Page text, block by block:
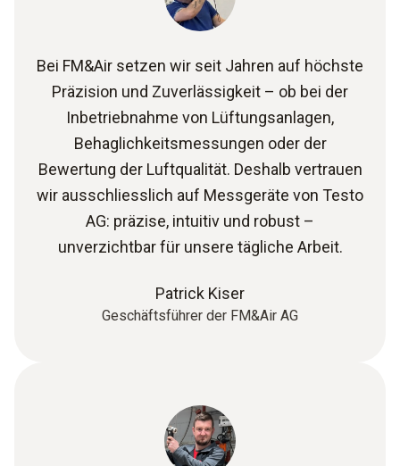
Bei FM&Air setzen wir seit Jahren auf höchste
Präzision und Zuverlässigkeit – ob bei der
Inbetriebnahme von Lüftungsanlagen,
Behaglichkeitsmessungen oder der
Bewertung der Luftqualität. Deshalb vertrauen
wir ausschliesslich auf Messgeräte von Testo
AG: präzise, intuitiv und robust –
unverzichtbar für unsere tägliche Arbeit.
Patrick Kiser
Geschäftsführer der FM&Air AG